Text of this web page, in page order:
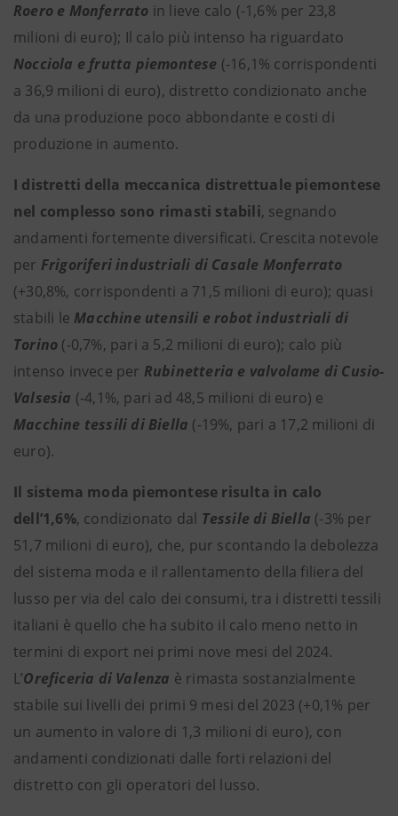
Roero e Monferrato in lieve calo (-1,6% per 23,8
milioni di euro); Il calo più intenso ha riguardato
Nocciola e frutta piemontese (-16,1% corrispondenti
a 36,9 milioni di euro), distretto condizionato anche
da una produzione poco abbondante e costi di
produzione in aumento.
I distretti della meccanica distrettuale piemontese
nel complesso sono rimasti stabili, segnando
andamenti fortemente diversificati. Crescita notevole
per Frigoriferi industriali di Casale Monferrato
(+30,8%, corrispondenti a 71,5 milioni di euro); quasi
stabili le Macchine utensili e robot industriali di
Torino (-0,7%, pari a 5,2 milioni di euro); calo più
intenso invece per Rubinetteria e valvolame di Cusio-
Valsesia (-4,1%, pari ad 48,5 milioni di euro) e
Macchine tessili di Biella (-19%, pari a 17,2 milioni di
euro).
Il sistema moda piemontese risulta in calo
dell’1,6%, condizionato dal Tessile di Biella (-3% per
51,7 milioni di euro), che, pur scontando la debolezza
del sistema moda e il rallentamento della filiera del
lusso per via del calo dei consumi, tra i distretti tessili
italiani è quello che ha subito il calo meno netto in
termini di export nei primi nove mesi del 2024.
L’Oreficeria di Valenza è rimasta sostanzialmente
stabile sui livelli dei primi 9 mesi del 2023 (+0,1% per
un aumento in valore di 1,3 milioni di euro), con
andamenti condizionati dalle forti relazioni del
distretto con gli operatori del lusso.